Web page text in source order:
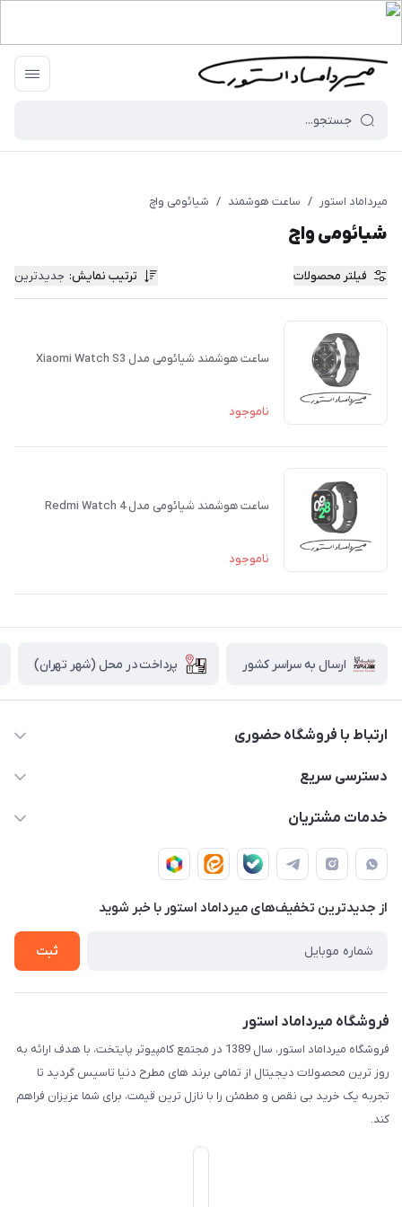
میرداماد استور / ساعت هوشمند / شیائومی واچ
شیائومی واچ
فیلتر محصولات ترتیب نمایش: جدیدترین
ساعت هوشمند شیائومی مدل Xiaomi Watch S3
ناموجود
ساعت هوشمند شیائومی مدل Redmi Watch 4
ناموجود
ارسال به سراسر کشور پرداخت در محل (شهر تهران)
ارتباط با فروشگاه حضوری
02188874370 - 02188874371
پایتخت - طبقه اول - واحد 172
دسترسی سریع
صـفـحـه اصـلـی
دربـاره مـیـردامـاد اسـتـور
خدمات مشتریان
قـوانـیـن و مـقـررات
روش هـای پـرداخـت
تـیـکـت بـه پـشـتـیـبـانـی
از جدید‌ترین تخفیف‌های میرداماد استور با‌ خبر شوید
ثبت
فروشگاه میرداماد استور
فروشگاه میرداماد استور، سال 1389 در مجتمع کامپیوتر پایتخت، با هدف ارائه به
روز ترین محصولات دیجیتال از تمامی برند های مطرح دنیا تاسیس گردید تا
تجربه یک خرید بی نقص و مطمئن را با نازل ترین قیمت، برای شما عزیزان فراهم
کند.